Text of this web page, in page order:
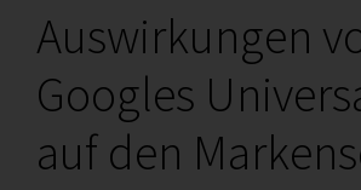
Auswirkungen
Googles
auf den